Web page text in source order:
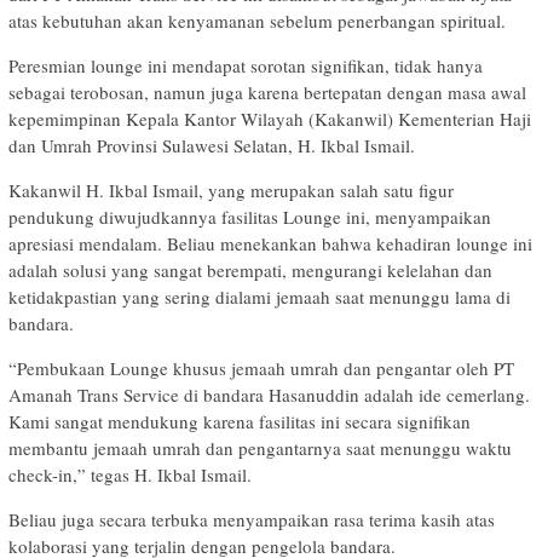
atas kebutuhan akan kenyamanan sebelum penerbangan spiritual.
Peresmian lounge ini mendapat sorotan signifikan, tidak hanya
sebagai terobosan, namun juga karena bertepatan dengan masa awal
kepemimpinan Kepala Kantor Wilayah (Kakanwil) Kementerian Haji
dan Umrah Provinsi Sulawesi Selatan, H. Ikbal Ismail.
Kakanwil H. Ikbal Ismail, yang merupakan salah satu figur
pendukung diwujudkannya fasilitas Lounge ini, menyampaikan
apresiasi mendalam. Beliau menekankan bahwa kehadiran lounge ini
adalah solusi yang sangat berempati, mengurangi kelelahan dan
ketidakpastian yang sering dialami jemaah saat menunggu lama di
bandara.
“Pembukaan Lounge khusus jemaah umrah dan pengantar oleh PT
Amanah Trans Service di bandara Hasanuddin adalah ide cemerlang.
Kami sangat mendukung karena fasilitas ini secara signifikan
membantu jemaah umrah dan pengantarnya saat menunggu waktu
check-in,” tegas H. Ikbal Ismail.
Beliau juga secara terbuka menyampaikan rasa terima kasih atas
kolaborasi yang terjalin dengan pengelola bandara.